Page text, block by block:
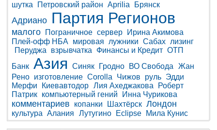
шутка Петровский район Aprilia Брянск
Адриано Партия Регионов
малого Пограничное сервер
Ирина Акимова
Плей-офф НБА мировая лужники Сабах лизинг
Перуджа
взрывчатка Финансы и Кредит ОТП
Банк Азия Синяк Гродно ВО Свобода
Жан
Рено изготовление Corolla Чижов руль Эдди
Мерфи
Киевавтодор Лия Ахеджакова
Роберт
Патрик компьютерный гений Инна Чурикова
комментариев копанки Шахтёрск Лондон
культура Алания Лутугино Eclipse Мила Кунис